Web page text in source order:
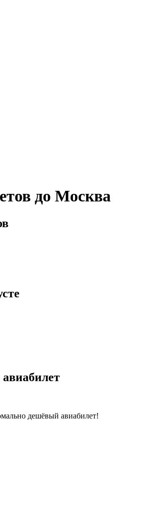
до Москва
дешёвый авиабилет!